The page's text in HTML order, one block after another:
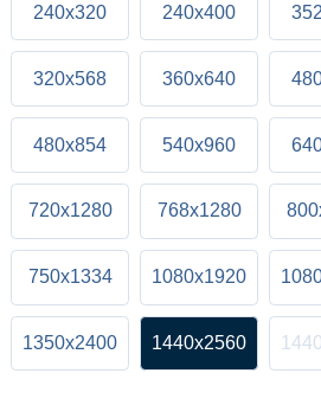
240x320 240x400
320x568 360x640
480x854 540x960
720x1280 768x1280
750x1334 1080x1920
1350x2400 1440x2560